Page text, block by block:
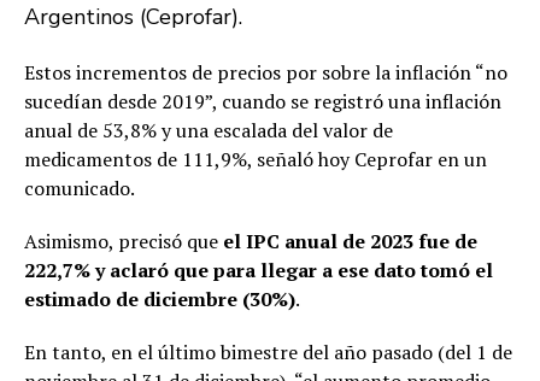
Argentinos (Ceprofar).
Estos incrementos de precios por sobre la inflación “no
sucedían desde 2019”, cuando se registró una inflación
anual de 53,8% y una escalada del valor de
medicamentos de 111,9%, señaló hoy Ceprofar en un
comunicado.
Asimismo, precisó que el IPC anual de 2023 fue de
222,7% y aclaró que para llegar a ese dato tomó el
estimado de diciembre (30%).
En tanto, en el último bimestre del año pasado (del 1 de